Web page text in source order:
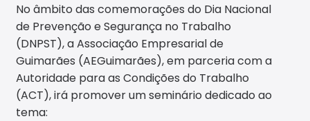
No âmbito das comemorações do Dia Nacional
de Prevenção e Segurança no Trabalho
(DNPST), a Associação Empresarial de
Guimarães (AEGuimarães), em parceria com a
Autoridade para as Condições do Trabalho
(ACT), irá promover um seminário dedicado ao
tema: